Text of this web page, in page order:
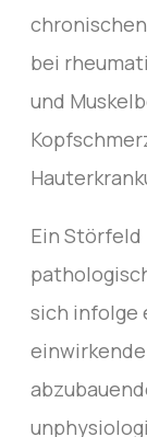
bei
und
Ein Störfeld
sich infolge